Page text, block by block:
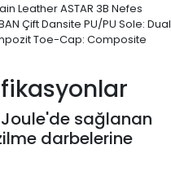
Leather ASTAR 3B Nefes
Çift Dansite PU/PU Sole: Dual
Toe-Cap: Composite
Joule'de sağlanan
darbelerine